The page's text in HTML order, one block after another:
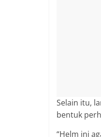
Selain itu,
bentuk
“Helm ini